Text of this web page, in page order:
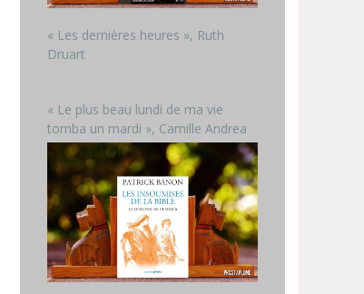
« Les dernières heures », Ruth
Druart
« Le plus beau lundi de ma vie
tomba un mardi », Camille Andrea